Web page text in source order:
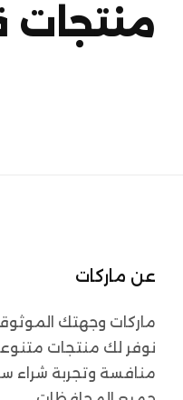
منتجات
عن ماركات
ماركات وجهتك
نوفر لك منتجات
منافسة وتجربة شراء